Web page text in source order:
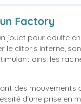
Factory
jouet pour adulte
le clitoris interne,
ainsi les
des mouvements
d'une prise en